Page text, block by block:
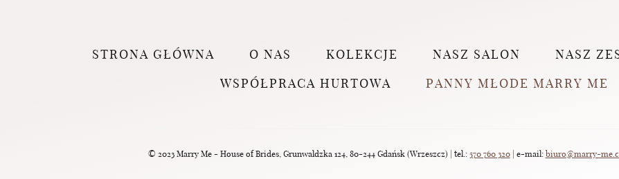
STRONA GŁÓWNA O NAS KOLEKCJE NASZ SALON NASZ
WSPÓŁPRACA HURTOWA PANNY MŁODE MARRY ME
© 2023 Marry Me - House of Brides, Grunwaldzka 124, 80-244 Gdańsk (Wrzeszcz) | tel.: 570 760 320| e-mail: biuro@marry-